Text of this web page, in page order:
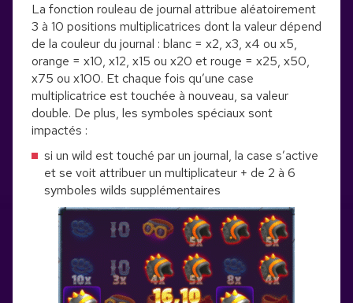
La fonction rouleau de journal attribue aléatoirement
3 à 10 positions multiplicatrices dont la valeur dépend
de la couleur du journal : blanc = x2, x3, x4 ou x5,
orange = x10, x12, x15 ou x20 et rouge = x25, x50,
x75 ou x100. Et chaque fois qu’une case
multiplicatrice est touchée à nouveau, sa valeur
double. De plus, les symboles spéciaux sont
impactés :
si un wild est touché par un journal, la case s’active
et se voit attribuer un multiplicateur + de 2 à 6
symboles wilds supplémentaires